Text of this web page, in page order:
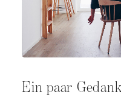
Ein paar